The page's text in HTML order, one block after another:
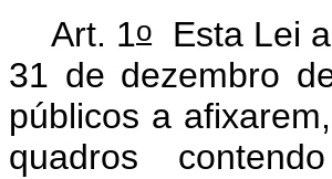
Art. 1o
Esta Lei
31 de dezembro
públicos a
quadros